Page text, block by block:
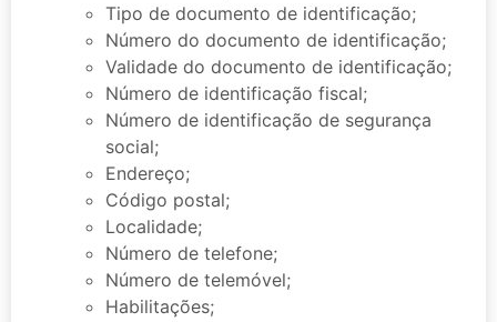
Tipo de documento de identificação;
Número do documento de identificação;
Validade do documento de identificação;
Número de identificação fiscal;
Número de identificação de segurança
social;
Endereço;
Código postal;
Localidade;
Número de telefone;
Número de telemóvel;
Habilitações;